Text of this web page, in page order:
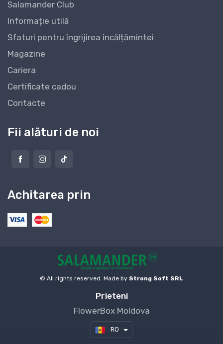
Salamander Club
Informație utilă
Sfaturi pentru îngrijirea încălțămintei
Magazine
Cariera
Certificate cadou
Contacte
Fii alături de noi
Achitarea prin
© All rights reserved. Made by Strong Soft SRL
Prieteni
FlowerBox Moldova
RO